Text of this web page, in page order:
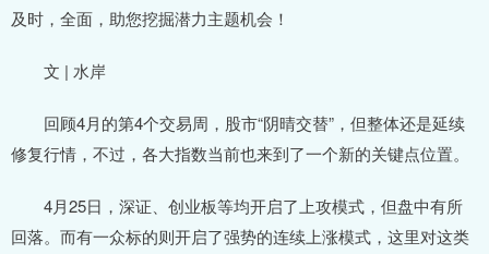
及时，全面，助您挖掘潜力主题机会！
文 | 水岸
回顾4月的第4个交易周，股市“阴晴交替”，但整体还是延续
修复行情，不过，各大指数当前也来到了一个新的关键点位置。
4月25日，深证、创业板等均开启了上攻模式，但盘中有所
回落。而有一众标的则开启了强势的连续上涨模式，这里对这类